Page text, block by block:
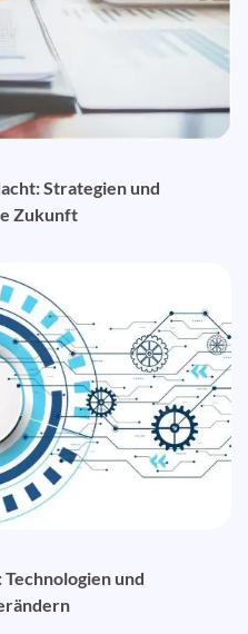
Strategien und
Zukunft
und